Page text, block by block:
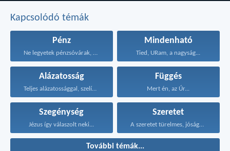
Kapcsolódó témák
Pénz
Ne legyetek pénzsóvárak, érjétek...
Mindenható
Tied, URam, a nagyság...
Alázatosság
Teljes alázatossággal, szelídséggel és...
Függés
Mert én, az Úr...
Szegénység
Jézus így válaszolt neki...
Szeretet
A szeretet türelmes, jóságos...
További témák...